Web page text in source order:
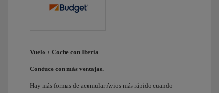
Vuelo + Coche con Iberia
Conduce con más ventajas.
Hay más formas de acumular Avios más rápido cuando